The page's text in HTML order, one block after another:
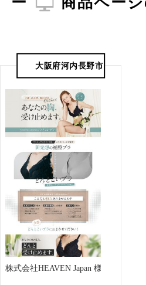
大阪府河内長野市
株式会社HEAVEN Japan 様